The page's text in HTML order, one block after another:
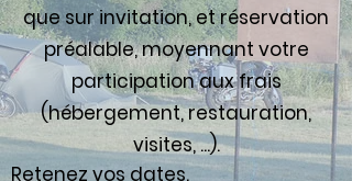
que sur invitation, et réservation
préalable, moyennant votre
participation aux frais
(hébergement, restauration,
visites, ...).
Retenez vos dates.